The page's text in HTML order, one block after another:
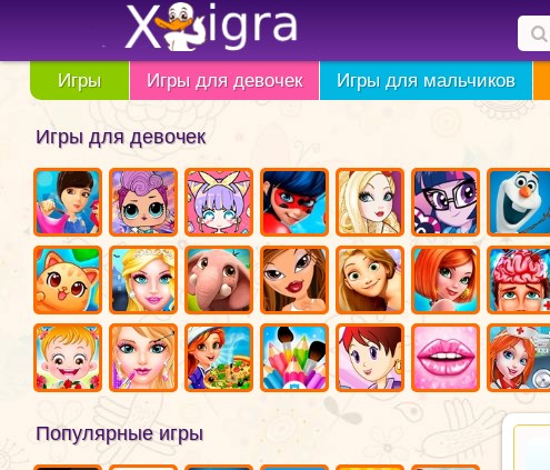
Игры Игры для девочек Игры для мальчиков
Игры для девочек
Популярные игры